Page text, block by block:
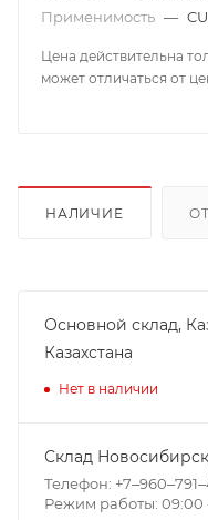
Применимость —
Цена действительна
может отличаться от
НАЛИЧИЕ
Основной склад,
Казахстана
Нет в наличии
Склад
Телефон:
Режим работы: 09:00